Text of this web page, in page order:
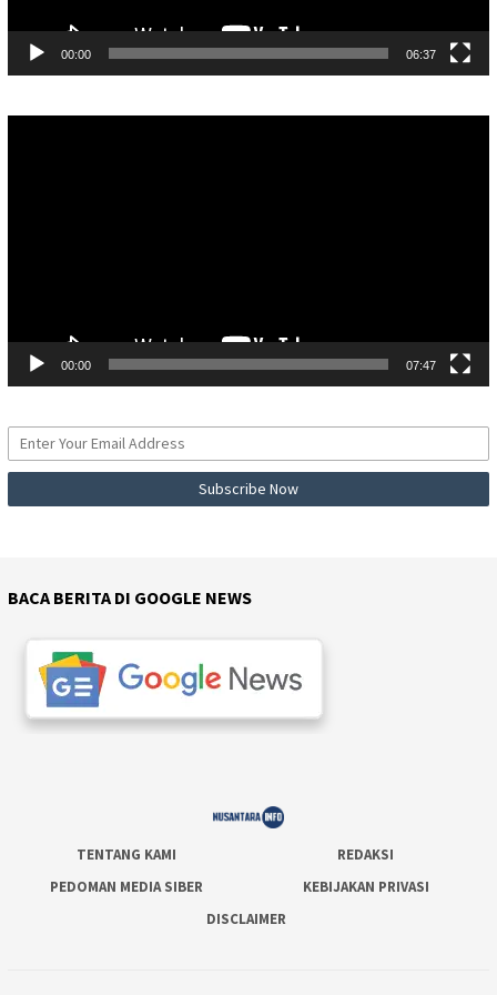
00:00 06:37
00:00 07:47
BACA BERITA DI GOOGLE NEWS
TENTANG KAMI
REDAKSI
PEDOMAN MEDIA SIBER
KEBIJAKAN PRIVASI
DISCLAIMER